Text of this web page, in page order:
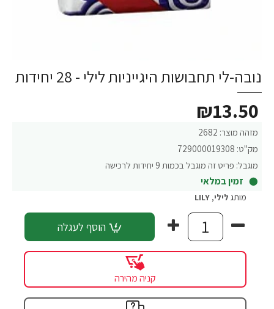
נובה-לי תחבושות היגייניות לילי - 28 יחידות
מזהה מוצר: 2682
מק"ט: 729000019308
מוגבל: פריט זה מוגבל בכמות 9 יחידות לרכישה
זמין במלאי
₪13.50
מותג לילי,
LILY
הוסף לעגלה
קניה מהירה